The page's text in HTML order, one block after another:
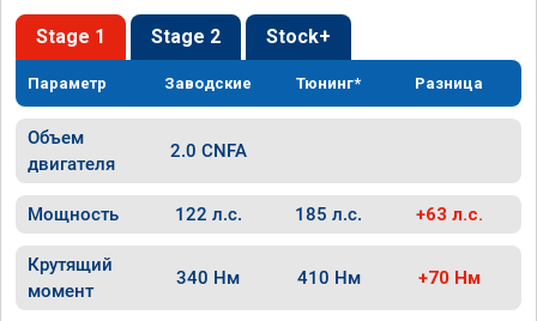
Stage 1 Stage 2 Stock+
Параметр Заводские Тюнинг* Разница
Объем
двигателя
2.0 CNFA
Мощность 122 л.с. 185 л.с. +63 л.с.
Крутящий
момент
340 Нм 410 Нм +70 Нм